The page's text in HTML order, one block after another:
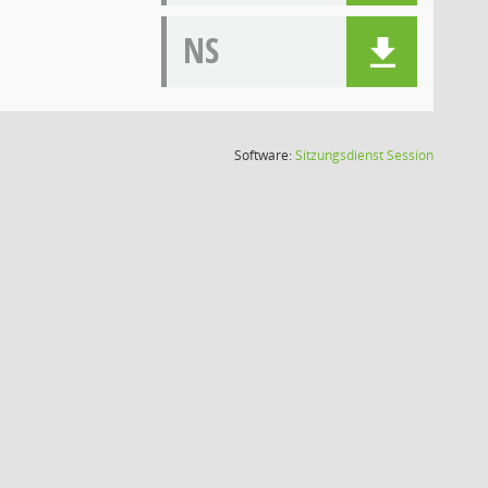
NS
Software:SitzungsdienstSession(Wird in